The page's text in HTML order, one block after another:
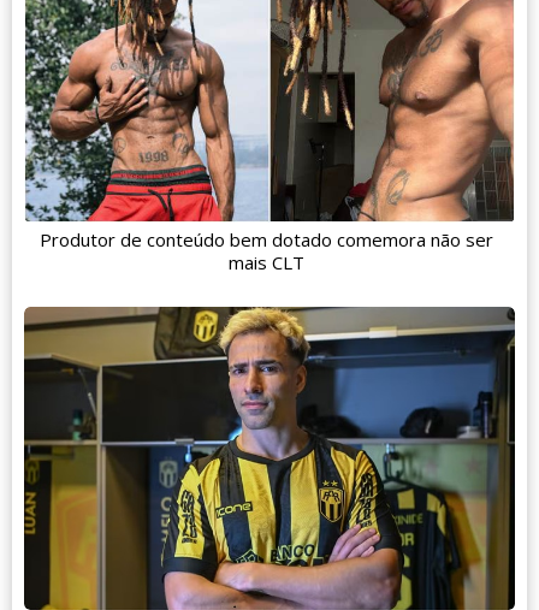
Produtor de conteúdo bem dotado comemora não ser
mais CLT